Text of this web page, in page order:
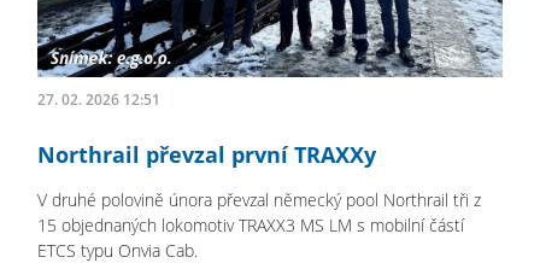
27. 02. 2026 12:51
Northrail převzal první TRAXXy
V druhé polovině února převzal německý pool Northrail tři z
15 objednaných lokomotiv TRAXX3 MS LM s mobilní částí
ETCS typu Onvia Cab.